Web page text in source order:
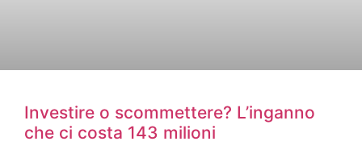
Investire o scommettere? L’inganno
che ci costa 143 milioni